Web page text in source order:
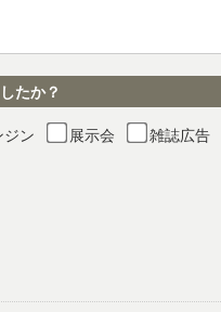
たか？
ジン 展示会 雑誌広告